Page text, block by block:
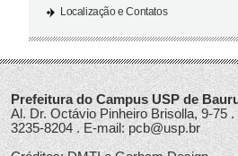
Localização e Contatos
Prefeitura do Campus USP de
Al. Dr. Octávio Pinheiro Brisolla, 9-75
3235-8204 . E-mail: pcb@usp.br